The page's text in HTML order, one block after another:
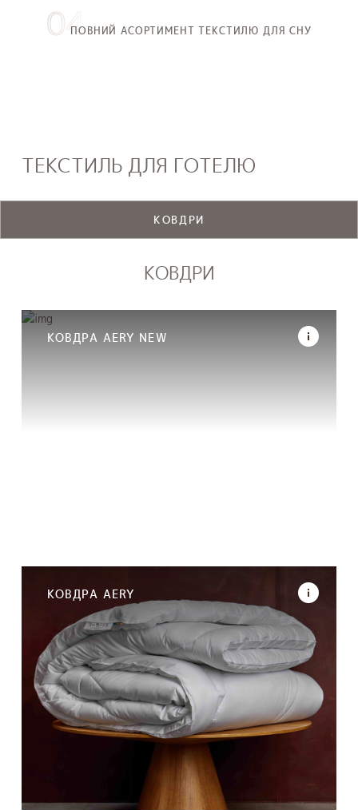
04ПОВНИЙ АСОРТИМЕНТ ТЕКСТИЛЮ ДЛЯ СНУ
ТЕКСТИЛЬ ДЛЯ ГОТЕЛЮ
КОВДРИ
КОВДРИ
КОВДРА AERY NEW
КОВДРА AERY